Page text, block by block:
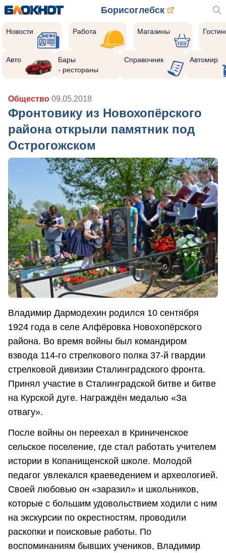
Борисоглебск
Новости Работа Магазины
Авто
Бары
- рестораны
Справочник Автомир
Общество 09.05.2018
Фронтовику из Новохопёрского
района открыли памятник под
Острогожском
Владимир Дармодехин родился 10 сентября
1924 года в селе Алфёровка Новохопёрского
района. Во время войны был командиром
взвода 114-го стрелкового полка 37-й гвардии
стрелковой дивизии Сталинградского фронта.
Принял участие в Сталинградской битве и битве
на Курской дуге. Награждён медалью «За
отвагу».
После войны он переехал в Криниченское
сельское поселение, где стал работать учителем
истории в Копанищенской школе. Молодой
педагог увлекался краеведением и археологией.
Своей любовью он «заразил» и школьников,
которые с большим удовольствием ходили с ним
на экскурсии по окрестностям, проводили
раскопки и поисковые работы. По
воспоминаниям бывших учеников, Владимир